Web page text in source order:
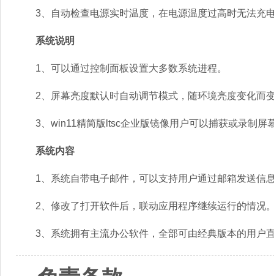
3、自动检查电源实时温度，在电源温度过高时无法充
系统说明
1、可以通过控制面板设置大多数系统进程。
2、屏幕亮度默认时自动调节模式，随环境亮度变化而
3、win11精简版ltsc企业版镜像用户可以捕获或录制屏
系统内容
1、系统自带电子邮件，可以支持用户通过邮箱发送信
2、修改了打开软件后，联动应用程序继续运行的情况
3、系统拥有主流办公软件，全部可由经典版本的用户